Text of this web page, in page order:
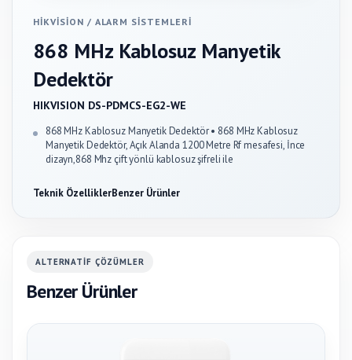
HIKVISION / ALARM SISTEMLERI
868 MHz Kablosuz Manyetik
Dedektör
HIKVISION DS-PDMCS-EG2-WE
868 MHz Kablosuz Manyetik Dedektör • 868 MHz Kablosuz
Manyetik Dedektör, Açık Alanda 1200 Metre Rf mesafesi, İnce
dizayn,868 Mhz çift yönlü kablosuz şifreli ile
Teknik ÖzelliklerBenzer Ürünler
ALTERNATIF ÇÖZÜMLER
Benzer Ürünler